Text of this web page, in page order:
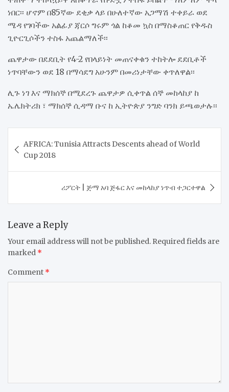
ነበር፡፡ ሆኖም በ85ኛው ደቂቃ ላይ በሁለተኛው አጋማሽ ተቀይራ ወደ
ሜዳ የገባችው አልፊያ ጃርሶ ግሩም ጎል ከቆመ ኳስ በማስቆጠር የቅዱስ
ጊዮርጊሶችን ተስፋ አጨልማለች፡፡
ጨዋታው በደደቢት የ4-2 የበላይነት መጠናቀቁን ተከትሎ ደደቢቶች
ነጥባቸውን ወደ 18 በማሳደግ አሁንም በመሪነታቸው ቀጥለዋል፡፡
ሊጉ ነገ እና ማክሰኞ በሚደረጉ ጨዋታዎ ሲቀጥል ሰኞ መከላከያ ከ
ኤሌክትሪክ ፣ ማክሰኞ ሲዳማ ቡና ከ ኢትዮጵያ ንግድ ባንክ ይጫወታሉ፡፡
navigation
AFRICA: Tunisia Attracts Descents ahead of World
Cup 2018
​ሪፖርት | ጅማ አባ ጅፋር እና መከላከያ ነጥብ ተጋርተዋል
Leave a Reply
Your email address will not be published. Required fields are
marked *
Comment *